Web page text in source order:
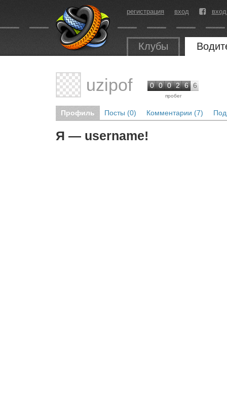
регистрация вход
Клубы
uzipof 0 0 0 2 6 6
пробег
Профиль Посты (0) Комментарии (7)
Я — username!